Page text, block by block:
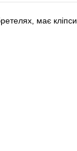
має кліпси,